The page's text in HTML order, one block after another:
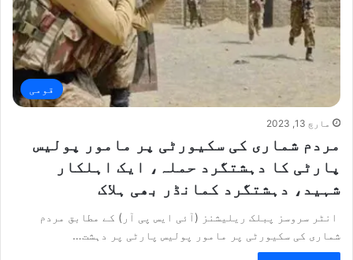
قومی
مارچ 13, 2023
مردم شماری کی سکیورٹی پر مامور پولیس
پارٹی کا دہشتگرد حملہ، ایک اہلکار
شہید، دہشتگرد کمانڈر بھی ہلاک
انٹر سروسز پبلک ریلیشنز (آئی ایس پی آر) کے مطابق مردم
شماری کی سکیورٹی پر مامور پولیس پارٹی پر دہشت…